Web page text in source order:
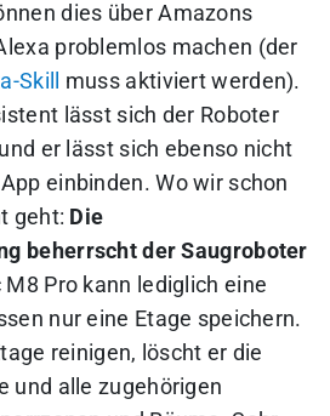
dies über Amazons
problemlos machen (der
Skill
muss aktiviert werden).
lässt sich der Roboter
er lässt sich ebenso nicht
einbinden. Wo wir schon
geht: Die
beherrscht der Saugroboter
M8 Pro kann lediglich eine
nur eine Etage speichern.
reinigen, löscht er die
und alle zugehörigen